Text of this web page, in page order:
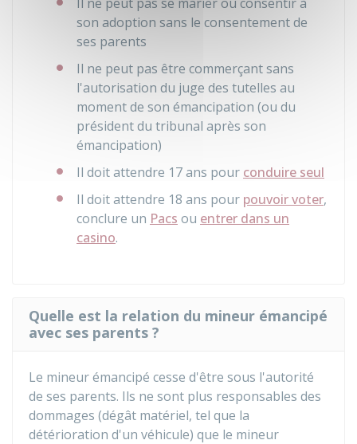
son adoption sans le consentement de
ses parents
Il ne peut pas être commerçant sans
l'autorisation du juge des tutelles au
moment de son émancipation (ou du
président du tribunal après son
émancipation)
Il doit attendre 17 ans pour conduire seul
Il doit attendre 18 ans pour pouvoir voter,
conclure un Pacs ou entrer dans un
casino.
Quelle est la relation du mineur émancipé
avec ses parents ?
Le mineur émancipé cesse d'être sous l'autorité
de ses parents. Ils ne sont plus responsables des
dommages (dégât matériel, tel que la
détérioration d'un véhicule) que le mineur